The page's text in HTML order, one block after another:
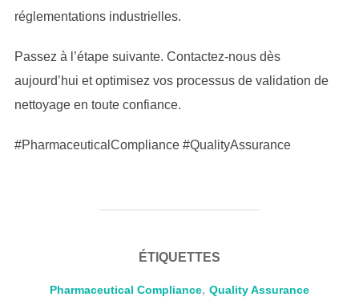
réglementations industrielles.
Passez à l’étape suivante. Contactez-nous dès
aujourd’hui et optimisez vos processus de validation de
nettoyage en toute confiance.
#PharmaceuticalCompliance #QualityAssurance
ÉTIQUETTES
Pharmaceutical Compliance, Quality Assurance